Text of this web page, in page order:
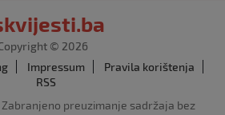
© 2026
Impressum
Pravila korištenja
RSS
preuzimanje sadržaja bez